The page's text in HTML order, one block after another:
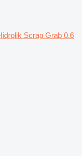
Scrap Grab 0.6